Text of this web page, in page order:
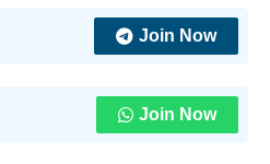
Join Now
Join Now